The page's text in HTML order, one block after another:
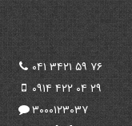
۰۴۱ ۳۴۲۱ ۵۹ ۷۶
۰۹۱۴ ۴۲۲ ۰۴ ۲۹
۳۰۰۰۱۲۳۰۳۷